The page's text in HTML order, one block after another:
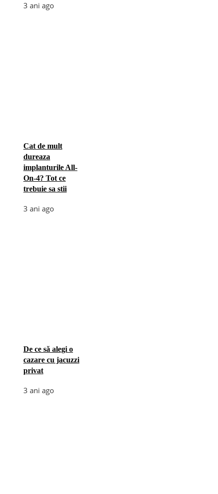
3 ani ago
Cat de mult
dureaza
implanturile All-
On-4? Tot ce
trebuie sa stii
3 ani ago
De ce să alegi o
cazare cu jacuzzi
privat
3 ani ago